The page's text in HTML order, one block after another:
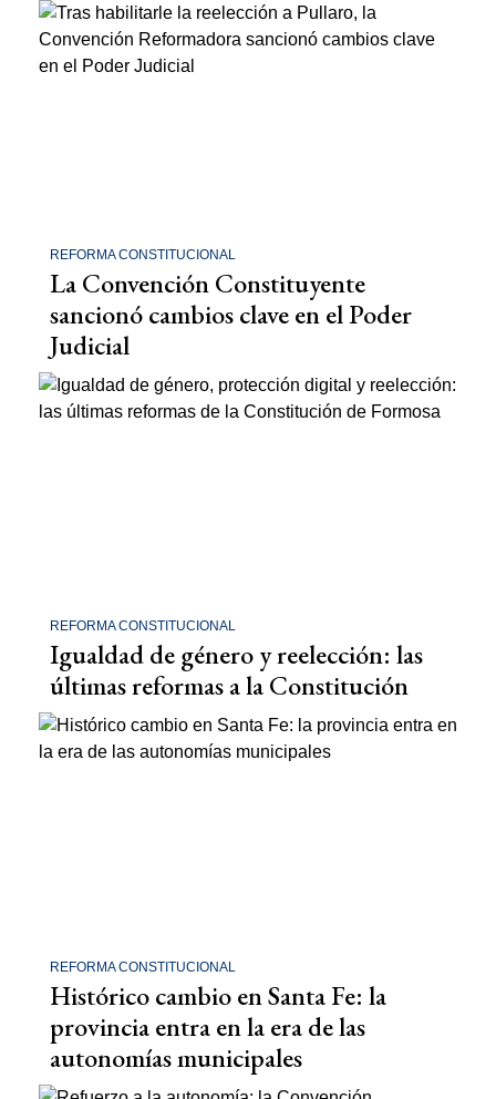
REFORMA CONSTITUCIONAL
La Convención Constituyente
sancionó cambios clave en el Poder
Judicial
REFORMA CONSTITUCIONAL
Igualdad de género y reelección: las
últimas reformas a la Constitución
REFORMA CONSTITUCIONAL
Histórico cambio en Santa Fe: la
provincia entra en la era de las
autonomías municipales